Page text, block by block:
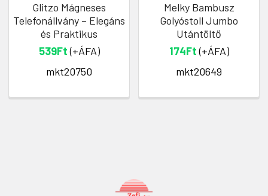
Glitzo Mágneses
Telefonállvány – Elegáns
és Praktikus
539Ft(+ÁFA)
mkt20750
Melky Bambusz
Golyóstoll Jumbo
Utántöltő
174Ft(+ÁFA)
mkt20649